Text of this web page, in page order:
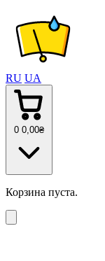
RU UA
0 0 ,00₴
Корзина пуста.